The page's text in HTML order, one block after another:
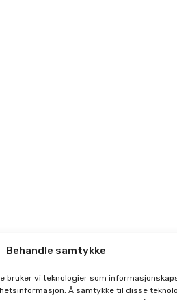
Behandle samtykke
bruker vi teknologier som
Å samtykke til disse